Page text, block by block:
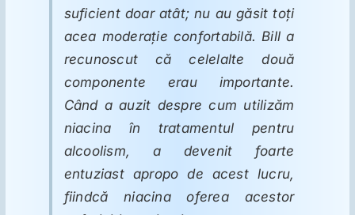
suficient doar atât; nu au găsit toţi
acea moderaţie confortabilă. Bill a
recunoscut că celelalte două
componente erau importante.
Când a auzit despre cum utilizăm
niacina în tratamentul pentru
alcoolism, a devenit foarte
entuziast apropo de acest lucru,
fiindcă niacina oferea acestor